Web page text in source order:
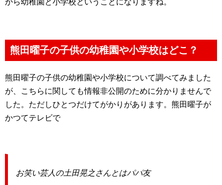
から幼稚園と小学校ということになりますね。
熊田曜子の子供の幼稚園や小学校はどこ？
熊田曜子の子供の幼稚園や小学校について調べてみました
が、こちらに関しても情報非公開のために分かりませんで
した。ただしひとつだけてがかりがあります。熊田曜子が
かつてテレビで
お笑い芸人の土田晃之さんとはパパ友